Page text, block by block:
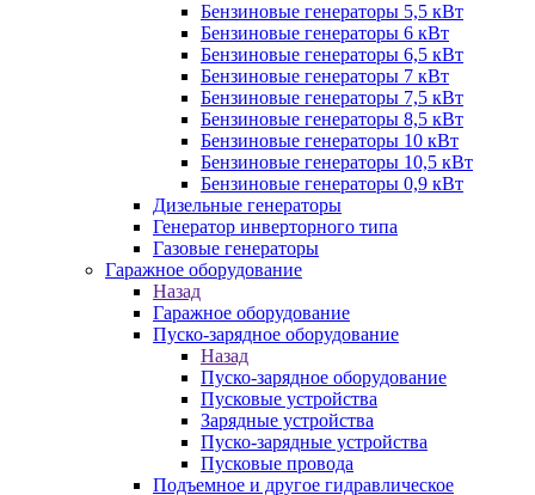
Бензиновые генераторы 5,5 кВт
Бензиновые генераторы 6 кВт
Бензиновые генераторы 6,5 кВт
Бензиновые генераторы 7 кВт
Бензиновые генераторы 7,5 кВт
Бензиновые генераторы 8,5 кВт
Бензиновые генераторы 10 кВт
Бензиновые генераторы 10,5 кВт
Бензиновые генераторы 0,9 кВт
Дизельные генераторы
Генератор инверторного типа
Газовые генераторы
Гаражное оборудование
Назад
Гаражное оборудование
Пуско-зарядное оборудование
Назад
Пуско-зарядное оборудование
Пусковые устройства
Зарядные устройства
Пуско-зарядные устройства
Пусковые провода
Подъемное и другое гидравлическое